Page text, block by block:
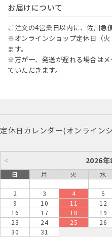
お届けについて
ご注文の4営業日以内に、佐川急
※オンラインショップ定休日（
ます。
※万が一、発送が遅れる場合は
ていただきます。
定休日カレンダー(オンライン
< 2026年
日 月 火 水
2
3 4 5
9
10 11 12
16
17 18 19
23
24 25 26
30
31